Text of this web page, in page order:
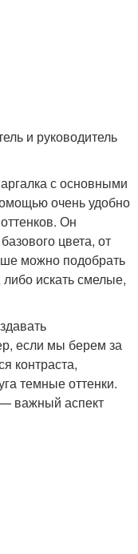
и руководитель
с основными
очень удобно
Он
цвета, от
можно подобрать
искать смелые,
если мы берем за
контраста,
темные оттенки.
важный аспект